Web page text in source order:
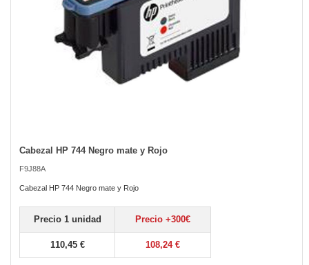
Cabezal HP 744 Negro mate y Rojo
F9J88A
Cabezal HP 744 Negro mate y Rojo
Precio 1 unidad Precio +300€
110,45 € 108,24 €
Skip
the
beginning
the
images
gallery